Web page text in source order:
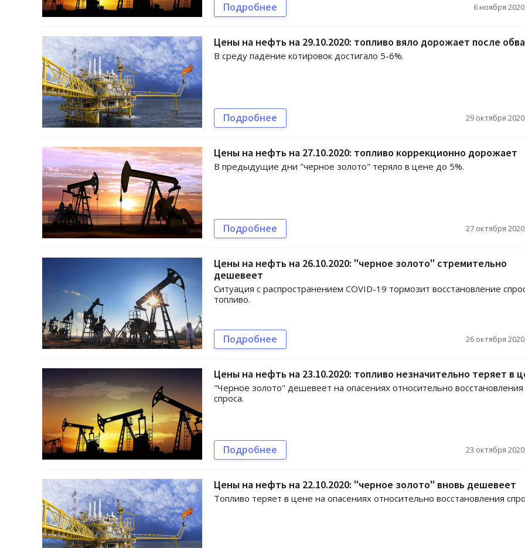
Подробнее 6 ноября
Цены на нефть на 29.10.2020: топливо вяло дорожает после
В среду падение котировок достигало 5-6%.
Подробнее 29 октября
Цены на нефть на 27.10.2020: топливо коррекционно дорожает
В предыдущие дни "черное золото" теряло в цене до 5%.
Подробнее 27 октября
Цены на нефть на 26.10.2020: "черное золото" стремительно
дешевеет
Ситуация с распространением COVID-19 тормозит восстановление
топливо.
Подробнее 26 октября
Цены на нефть на 23.10.2020: топливо незначительно теряет в
"Черное золото" дешевеет на опасениях относительно восстановления
спроса.
Подробнее 23 октября
Цены на нефть на 22.10.2020: "черное золото" вновь дешевеет
Топливо теряет в цене на опасениях относительно восстановления